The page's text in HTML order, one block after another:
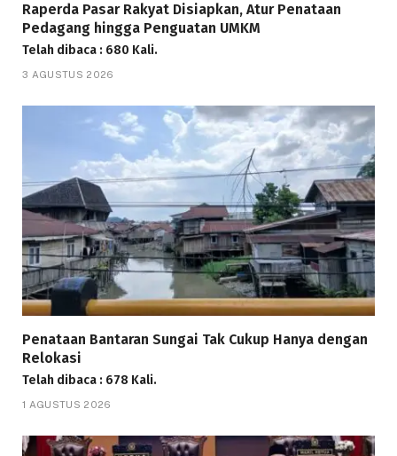
Raperda Pasar Rakyat Disiapkan, Atur Penataan
Pedagang hingga Penguatan UMKM
Telah dibaca : 680 Kali.
3 AGUSTUS 2026
Penataan Bantaran Sungai Tak Cukup Hanya dengan
Relokasi
Telah dibaca : 678 Kali.
1 AGUSTUS 2026